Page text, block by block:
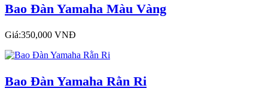
Bao Đàn Yamaha Màu Vàng
Giá:350,000 VNĐ
Bao Đàn Yamaha Rằn Ri